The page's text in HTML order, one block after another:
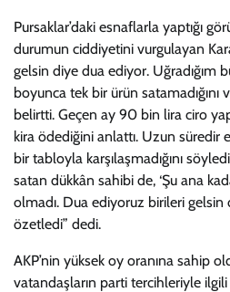
Pursaklar’daki esnaflarla yaptığı
durumun ciddiyetini vurgulayan
gelsin diye dua ediyor. Uğradığım
boyunca tek bir ürün satamadığını
belirtti. Geçen ay 90 bin lira ciro
kira ödediğini anlattı. Uzun süredir
bir tabloyla karşılaşmadığını
satan dükkân sahibi de, ‘Şu ana
olmadı. Dua ediyoruz birileri gelsin
özetledi” dedi.
AKP’nin yüksek oy oranına sahip
vatandaşların parti tercihleriyle